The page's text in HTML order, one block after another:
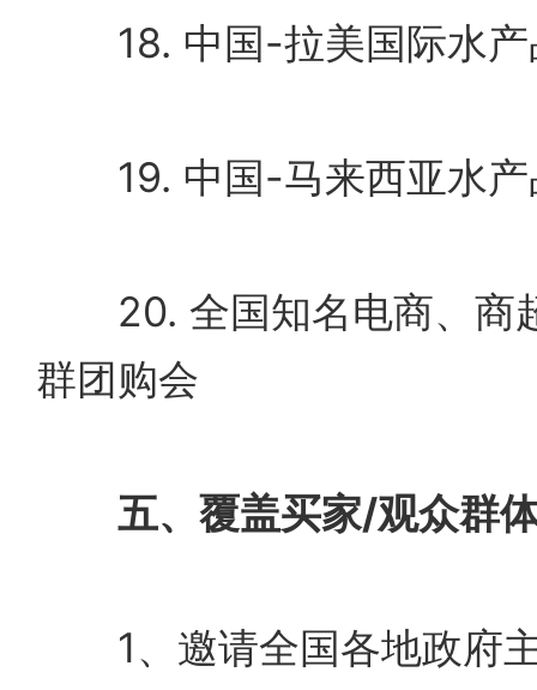
18. 中国-拉美国际水产
19. 中国-马来西亚水产
20. 全国知名电商、商
群团购会
五、覆盖买家/观众群
1、邀请全国各地政府